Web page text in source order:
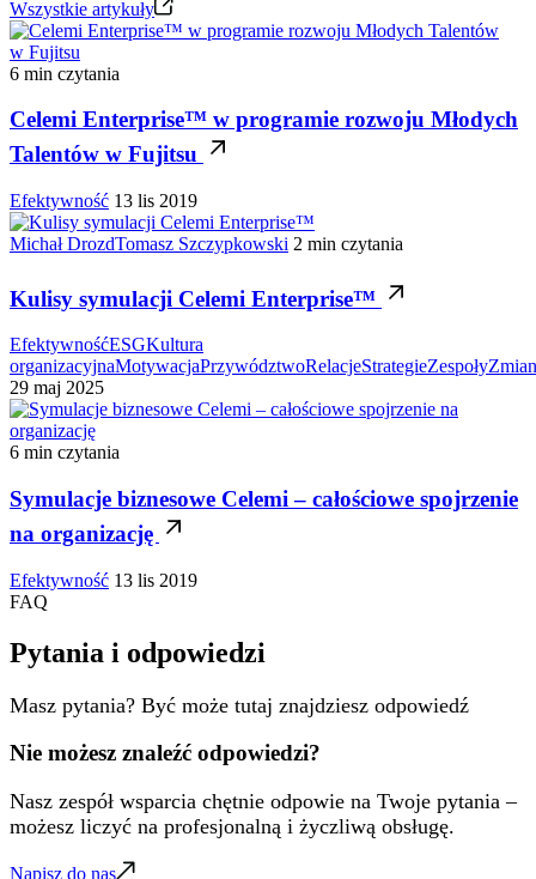
Wszystkie artykuły
6 min czytania
Celemi Enterprise™ w programie rozwoju Młodych
Talentów w Fujitsu
Efektywność 13 lis 2019
Michał DrozdTomasz Szczypkowski 2 min czytania
Kulisy symulacji Celemi Enterprise™
EfektywnośćESGKultura
organizacyjnaMotywacjaPrzywództwoRelacjeStrategieZespoły
29 maj 2025
6 min czytania
Symulacje biznesowe Celemi – całościowe spojrzenie
na organizację
Efektywność 13 lis 2019
FAQ
Pytania i odpowiedzi
Masz pytania? Być może tutaj znajdziesz odpowiedź
Nie możesz znaleźć odpowiedzi?
Nasz zespół wsparcia chętnie odpowie na Twoje pytania –
możesz liczyć na profesjonalną i życzliwą obsługę.
Napisz do nas